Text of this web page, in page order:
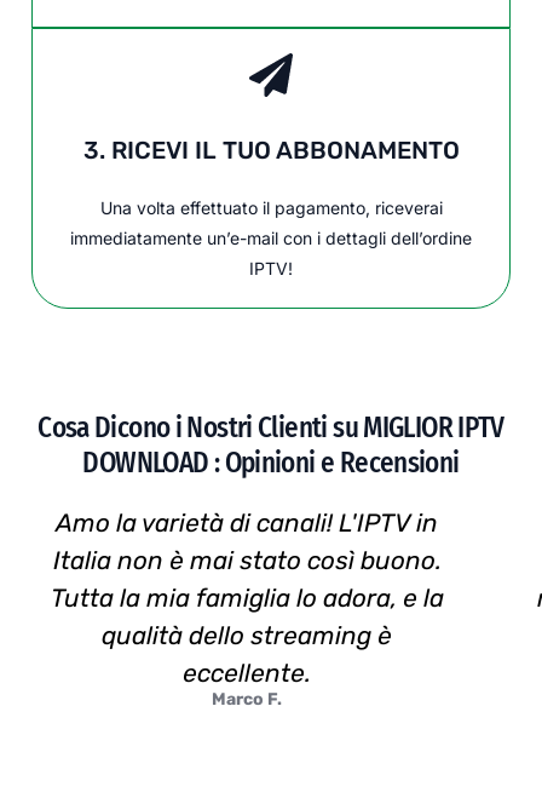
3. RICEVI IL TUO ABBONAMENTO
Una volta effettuato il pagamento, riceverai
immediatamente un’e-mail con i dettagli dell’ordine
IPTV!
Cosa Dicono i Nostri Clienti su MIGLIOR IPTV
DOWNLOAD : Opinioni e Recensioni
Amo la varietà di canali! L'IPTV in
Italia non è mai stato così buono.
Tutta la mia famiglia lo adora, e la
qualità dello streaming è
eccellente.
Marco F.